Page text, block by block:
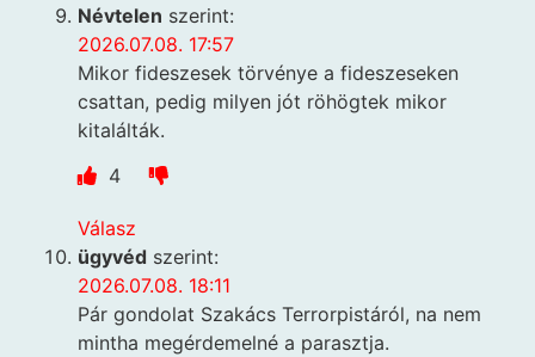
Névtelen szerint:
2026.07.08. 17:57
Mikor fideszesek törvénye a fideszeseken
csattan, pedig milyen jót röhögtek mikor
kitalálták.
4
Válasz
ügyvéd szerint:
2026.07.08. 18:11
Pár gondolat Szakács Terrorpistáról, na nem
mintha megérdemelné a parasztja.